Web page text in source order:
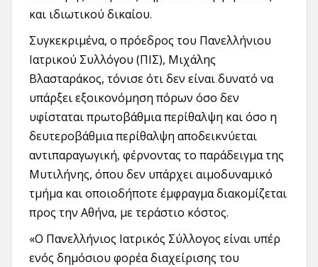
και ιδιωτικού δικαίου.
Συγκεκριμένα, ο πρόεδρος του Πανελλήνιου
Ιατρικού Συλλόγου (ΠΙΣ), Μιχάλης
Βλασταράκος, τόνισε ότι δεν είναι δυνατό να
υπάρξει εξοικονόμηση πόρων όσο δεν
υφίσταται πρωτοβάθμια περίθαλψη και όσο η
δευτεροβάθμια περίθαλψη αποδεικνύεται
αντιπαραγωγική, φέρνοντας το παράδειγμα της
Μυτιλήνης, όπου δεν υπάρχει αιμοδυναμικό
τμήμα και οποιοδήποτε έμφραγμα διακομίζεται
προς την Αθήνα, με τεράστιο κόστος.
«Ο Πανελλήνιος Ιατρικός Σύλλογος είναι υπέρ
ενός δημόσιου φορέα διαχείρισης του